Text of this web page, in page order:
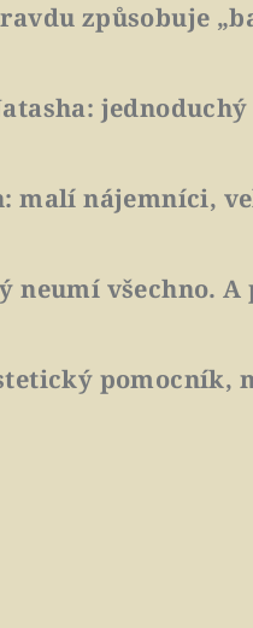
způsobuje
malí nájemníci,
všechno.
pomocník,